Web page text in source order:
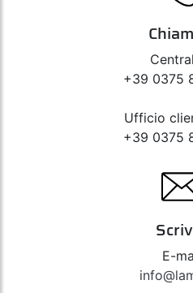
+39 0375
Ufficio
+39 0375
E-